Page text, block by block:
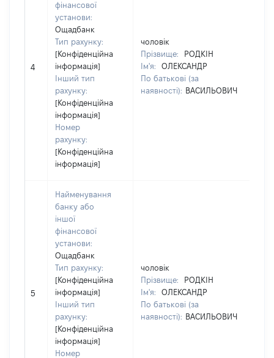
4
фінансової
установи:
Ощадбанк
Тип рахунку:
[Конфіденційна
інформація]
Інший тип
рахунку:
[Конфіденційна
інформація]
Номер
рахунку:
[Конфіденційна
інформація]
чоловік
Прізвище:
РОДКІН
Ім'я:
ОЛЕКСАНДР
По батькові (за
наявності): ВАСИЛЬОВИЧ
5
Найменування
банку або
іншої
фінансової
установи:
Ощадбанк
Тип рахунку:
[Конфіденційна
інформація]
Інший тип
рахунку:
[Конфіденційна
інформація]
Номер
чоловік
Прізвище:
РОДКІН
Ім'я:
ОЛЕКСАНДР
По батькові (за
наявності): ВАСИЛЬОВИЧ